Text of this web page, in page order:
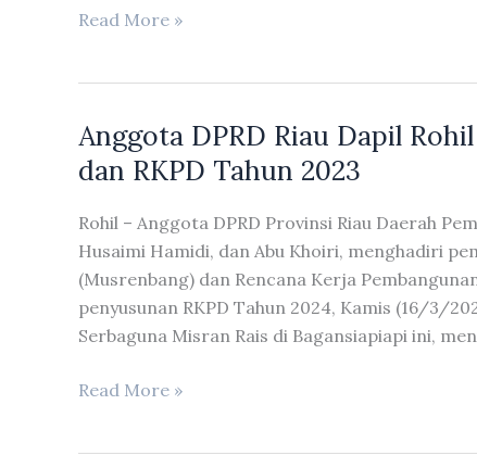
Ratusan
Melakukan
Aksi
Rasa
di
Depan
Gedung
DPRD
Read More »
Anggota DPRD Riau Dapil
dan RKPD Tahun 2023
Rohil – Anggota DPRD Provinsi Riau Daerah
Husaimi Hamidi, dan Abu Khoiri, menghadiri
(Musrenbang) dan Rencana Kerja
penyusunan RKPD Tahun 2024, Kamis (16/3/
Serbaguna Misran Rais di Bagansiapiapi ini,
Anggota
Read More »